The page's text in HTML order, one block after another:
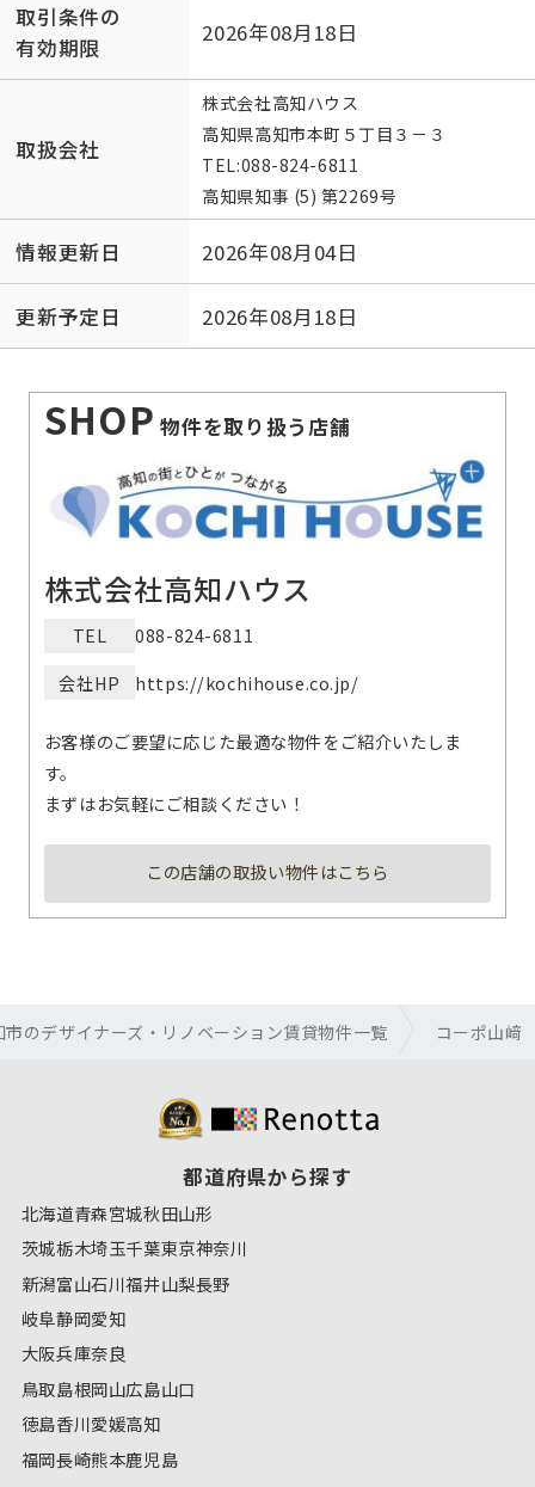
取引条件の
有効期限
2026年08月18日
取扱会社
株式会社高知ハウス
高知県高知市本町５丁目３－３
TEL:088-824-6811
高知県知事 (5) 第2269号
情報更新日 2026年08月04日
更新予定日 2026年08月18日
SHOP 物件を取り扱う店舗
株式会社高知ハウス
TEL
088-824-6811
会社HP
https://kochihouse.co.jp/
お客様のご要望に応じた最適な物件をご紹介いたしま
す。
まずはお気軽にご相談ください！
この店舗の取扱い物件はこちら
市のデザイナーズ・リノベーション賃貸物件一覧 コーポ山﨑
都道府県から探す
北海道青森宮城秋田山形
茨城栃木埼玉千葉東京神奈川
新潟富山石川福井山梨長野
岐阜静岡愛知
大阪兵庫奈良
鳥取島根岡山広島山口
徳島香川愛媛高知
福岡長崎熊本鹿児島